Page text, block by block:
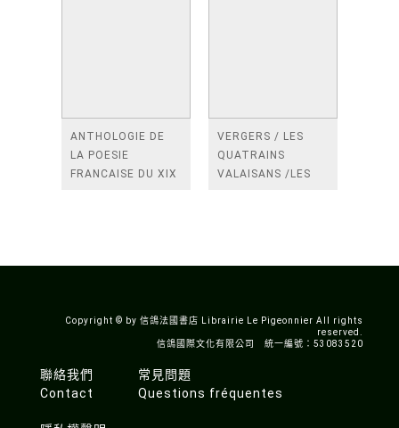
ANTHOLOGIE DE
LA POESIE
FRANCAISE DU XIX
VERGERS / LES
QUATRAINS
VALAISANS /LES
Copyright © by 信鴿法國書店 Librairie Le Pigeonnier All rights
reserved.
信鴿國際文化有限公司 統一編號：53083520
聯絡我們
Contact
常見問題
Questions fréquentes